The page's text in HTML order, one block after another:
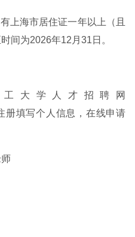
上海市居住证一年以上（且
间为2026年12月31日。
大学人才招聘网
册填写个人信息，在线申请